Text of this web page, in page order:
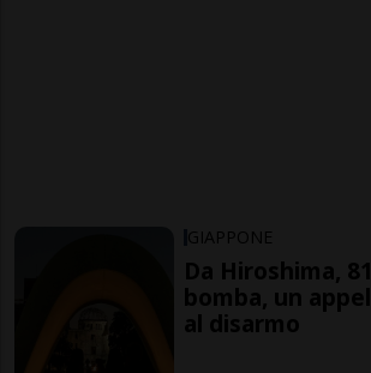
GIAPPONE
Da Hiroshima,
bomba, un
al disarmo